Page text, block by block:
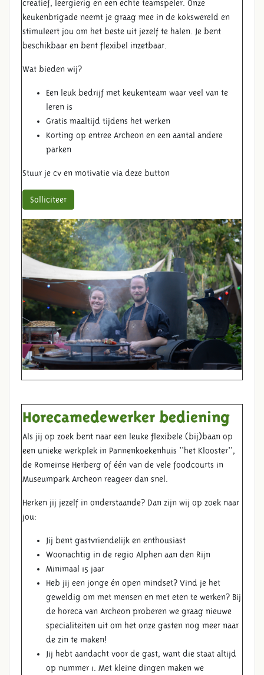
creatief, leergierig en een echte teamspeler. Onze
keukenbrigade neemt je graag mee in de kokswereld en
stimuleert jou om het beste uit jezelf te halen. Je bent
beschikbaar en bent flexibel inzetbaar.
Wat bieden wij?
Een leuk bedrijf met keukenteam waar veel van te
leren is
Gratis maaltijd tijdens het werken
Korting op entree Archeon en een aantal andere
parken
Stuur je cv en motivatie via deze button
Solliciteer
Horecamedewerker bediening
Als jij op zoek bent naar een leuke flexibele (bij)baan op
een unieke werkplek in Pannenkoekenhuis ''het Klooster'',
de Romeinse Herberg of één van de vele foodcourts in
Museumpark Archeon reageer dan snel.
Herken jij jezelf in onderstaande? Dan zijn wij op zoek naar
jou:
Jij bent gastvriendelijk en enthousiast
Woonachtig in de regio Alphen aan den Rijn
Minimaal 15 jaar
Heb jij een jonge én open mindset? Vind je het
geweldig om met mensen en met eten te werken? Bij
de horeca van Archeon proberen we graag nieuwe
specialiteiten uit om het onze gasten nog meer naar
de zin te maken!
Jij hebt aandacht voor de gast, want die staat altijd
op nummer 1. Met kleine dingen maken we